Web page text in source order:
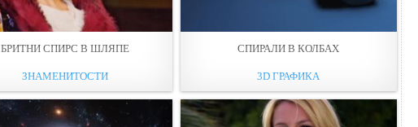
БРИТНИ СПИРС В ШЛЯПЕ
ЗНАМЕНИТОСТИ
СПИРАЛИ В КОЛБАХ
3D ГРАФИКА